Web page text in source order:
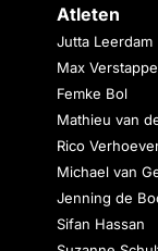
Atleten
Jutta Leerdam
Max
Femke Bol
Mathieu van
Rico
Michael van
Jenning de
Sifan Hassan